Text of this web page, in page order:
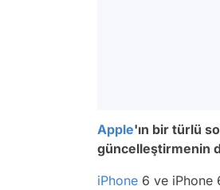
Apple'ın bir türlü
güncelleştirmenin
iPhone 6 ve iPhone